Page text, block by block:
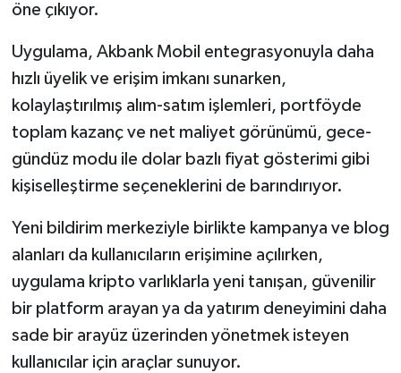
öne çıkıyor.
Uygulama, Akbank Mobil entegrasyonuyla daha
hızlı üyelik ve erişim imkanı sunarken,
kolaylaştırılmış alım-satım işlemleri, portföyde
toplam kazanç ve net maliyet görünümü, gece-
gündüz modu ile dolar bazlı fiyat gösterimi gibi
kişiselleştirme seçeneklerini de barındırıyor.
Yeni bildirim merkeziyle birlikte kampanya ve blog
alanları da kullanıcıların erişimine açılırken,
uygulama kripto varlıklarla yeni tanışan, güvenilir
bir platform arayan ya da yatırım deneyimini daha
sade bir arayüz üzerinden yönetmek isteyen
kullanıcılar için araçlar sunuyor.